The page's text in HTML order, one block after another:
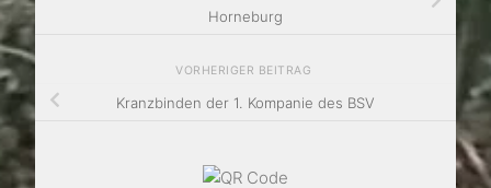
Horneburg
VORHERIGER BEITRAG
Kranzbinden der 1. Kompanie des BSV